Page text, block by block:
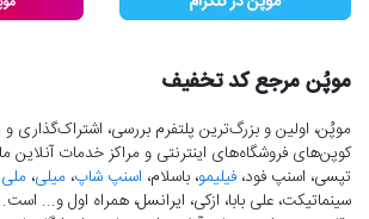
موپُن مرجع کد تخفیف
موپُن، اولین و بزرگ‌ترین پلتفرم بررسی، اشتراک‌گذاری
کوپن‌های فروشگاه‌های اینترنتی و مراکز خدمات آنلاین
تپسی، اسنپ فود، فیلیمو، باسلام، اسنپ شاپ، میلی،
سینماتیکت، علی بابا، ازکی، ایرانسل، همراه اول و...